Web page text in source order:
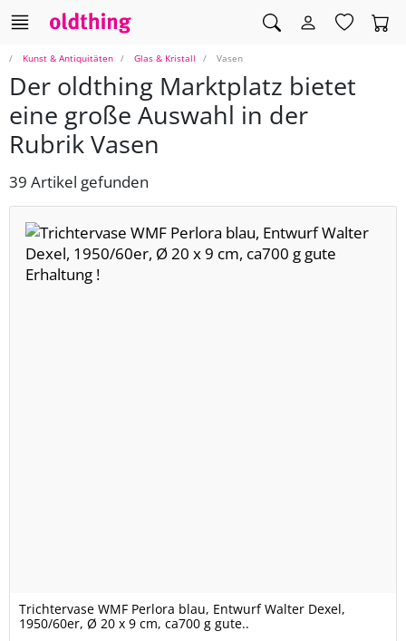
Kunst & Antiquitäten Glas & Kristall Vasen
Der oldthing Marktplatz bietet
eine große Auswahl in der
Rubrik Vasen
39 Artikel gefunden
Trichtervase WMF Perlora blau, Entwurf Walter Dexel,
1950/60er, Ø 20 x 9 cm, ca700 g gute..